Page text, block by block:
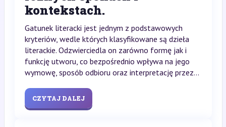
kontekstach.
Gatunek literacki jest jednym z podstawowych
kryteriów, wedle których klasyfikowane są dzieła
literackie. Odzwierciedla on zarówno formę jak i
funkcję utworu, co bezpośrednio wpływa na jego
wymowę, sposób odbioru oraz interpretację przez...
CZYTAJ DALEJ